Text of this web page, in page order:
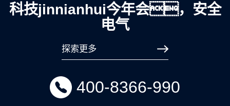
科技jinnianhui今年会，安全
电气
探索更多
400-8366-990